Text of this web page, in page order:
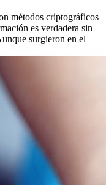
métodos criptográficos
es verdadera sin
surgieron en el